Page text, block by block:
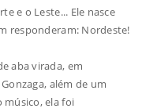
e o Leste... Ele nasce
responderam: Nordeste!
aba virada, em
além de um
ela foi